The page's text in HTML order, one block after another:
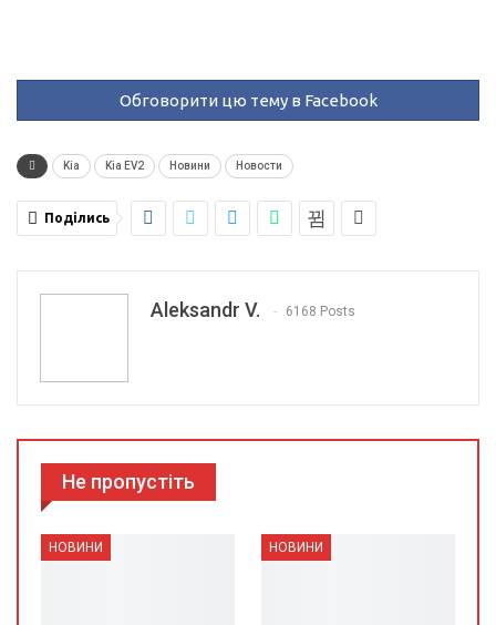
Обговорити цю тему в Facebook
Kia Kia EV2 Новини Новости
Поділись
Aleksandr V. 6168 Posts
Не пропустіть
НОВИНИ НОВИНИ